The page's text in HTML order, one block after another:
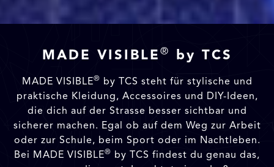
MADE VISIBLE ® by TCS
MADE VISIBLE® by TCS steht für stylische und
praktische Kleidung, Accessoires und DIY-Ideen,
die dich auf der Strasse besser sichtbar und
sicherer machen. Egal ob auf dem Weg zur Arbeit
oder zur Schule, beim Sport oder im Nachtleben.
Bei MADE VISIBLE® by TCS findest du genau das,